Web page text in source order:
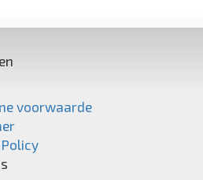
voorwaarde